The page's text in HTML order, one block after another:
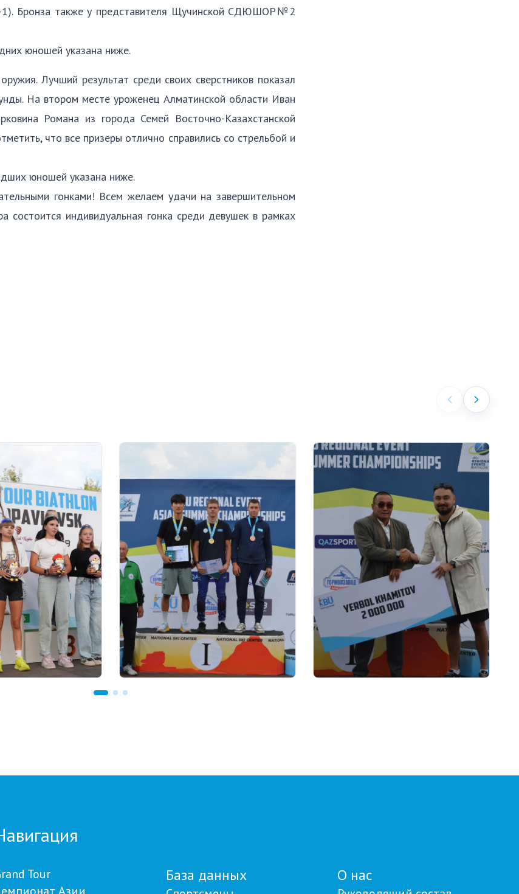
Бронза также у представителя Щучинской СДЮШОР№2
юношей указана ниже.
Лучший результат среди своих сверстников показал
На втором месте уроженец Алматинской области Иван
Романа из города Семей Восточно-Казахстанской
что все призеры отлично справились со стрельбой и
юношей указана ниже.
гонками! Всем желаем удачи на завершительном
индивидуальная гонка среди девушек в рамках
Ерболу Хамитову и его
Tour
База данных О нас